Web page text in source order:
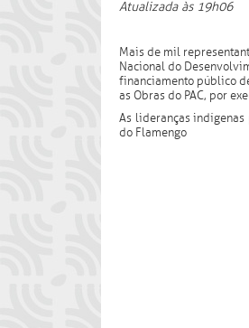
Atualizada às 19h06
Mais de mil
Nacional do
financiamento público
as Obras do PAC, por
As lideranças
do Flamengo